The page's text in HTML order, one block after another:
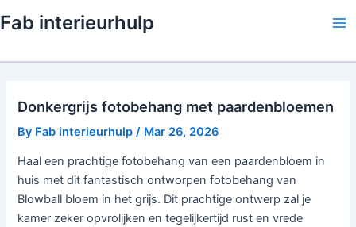
to
Fab interieurhulp
Donkergrijs fotobehang met paardenbloemen
By Fab interieurhulp / Mar 26, 2026
Haal een prachtige fotobehang van een paardenbloem in
huis met dit fantastisch ontworpen fotobehang van
Blowball bloem in het grijs. Dit prachtige ontwerp zal je
kamer zeker opvrolijken en tegelijkertijd rust en vrede